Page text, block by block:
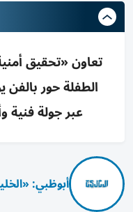
تعاون «تحقيق
الطفلة حور
عبر جولة
أبوظبي: